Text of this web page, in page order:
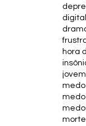
digital
hora
morte